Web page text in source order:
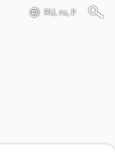
RU, ru, ₽